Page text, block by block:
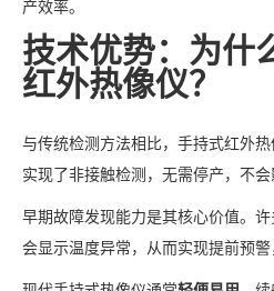
产效率。
技术优势：为什
红外热像仪？
与传统检测方法相比，手持式红外
实现了非接触检测，无需停产，不会
早期故障发现能力是其核心价值。
会显示温度异常，从而实现提前预警